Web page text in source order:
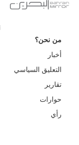
من نحن؟
أخبار
التعليق السياسي
تقارير
حوارات
رأي